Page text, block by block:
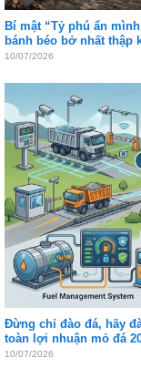
Bí mật “Tỷ phú ẩn
bánh béo bở nhất thập
10/07/2026
Đừng chỉ đào đá, hãy
toàn lợi nhuận mỏ đá
10/07/2026